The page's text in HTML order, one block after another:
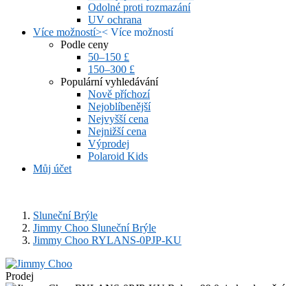
Odolné proti rozmazání
UV ochrana
Více možností>< Více možností
Podle ceny
50–150 £
150–300 £
Populární vyhledávání
Nově příchozí
Nejoblíbenější
Nejvyšší cena
Nejnižší cena
Výprodej
Polaroid Kids
Můj účet
Sluneční Brýle
Jimmy Choo Sluneční Brýle
Jimmy Choo RYLANS-0PJP-KU
Prodej